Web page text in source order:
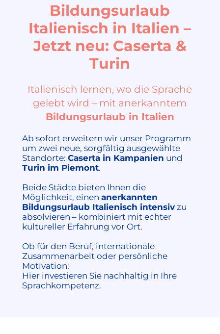
Bildungsurlaub
Italienisch in Italien –
Jetzt neu: Caserta &
Turin
Italienisch lernen, wo die Sprache
gelebt wird – mit anerkanntem
Bildungsurlaub in Italien
Ab sofort erweitern wir unser Programm
um zwei neue, sorgfältig ausgewählte
Standorte: Caserta in Kampanien und
Turin im Piemont.
Beide Städte bieten Ihnen die
Möglichkeit, einen anerkannten
Bildungsurlaub Italienisch intensivzu
absolvieren – kombiniert mit echter
kultureller Erfahrung vor Ort.
Ob für den Beruf, internationale
Zusammenarbeit oder persönliche
Motivation:
Hier investieren Sie nachhaltig in Ihre
Sprachkompetenz.